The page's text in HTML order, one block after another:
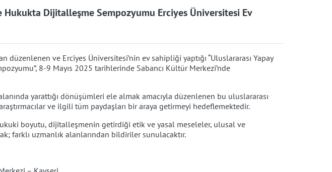
Hukukta Dijitalleşme Sempozyumu Erciyes Üniversitesi Ev
düzenlenen ve Erciyes Üniversitesi’nin ev sahipliği yaptığı “Uluslararası Yapay
8-9 Mayıs 2025 tarihlerinde Sabancı Kültür Merkezi’nde
yarattığı dönüşümleri ele almak amacıyla düzenlenen bu uluslararası
ve ilgili tüm paydaşları bir araya getirmeyi hedeflemektedir.
boyutu, dijitalleşmenin getirdiği etik ve yasal meseleler, ulusal ve
farklı uzmanlık alanlarından bildiriler sunulacaktır.